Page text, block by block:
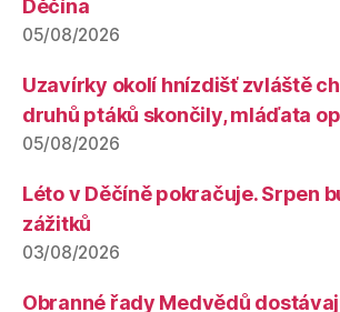
Děčína
05/08/2026
Uzavírky okolí hnízdišť zvláště
druhů ptáků skončily, mláďata
05/08/2026
Léto v Děčíně pokračuje. Srpen
zážitků
03/08/2026
Obranné řady Medvědů